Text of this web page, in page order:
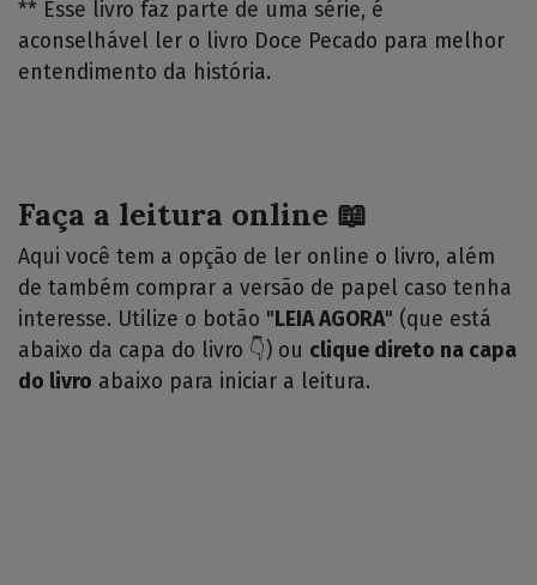
** Esse livro faz parte de uma série, é
aconselhável ler o livro Doce Pecado para melhor
entendimento da história.
Faça a leitura online 📖
Aqui você tem a opção de ler online o livro, além
de também comprar a versão de papel caso tenha
interesse. Utilize o botão " LEIA AGORA" (que está
abaixo da capa do livro 👇) ou clique direto na capa
do livro abaixo para iniciar a leitura.